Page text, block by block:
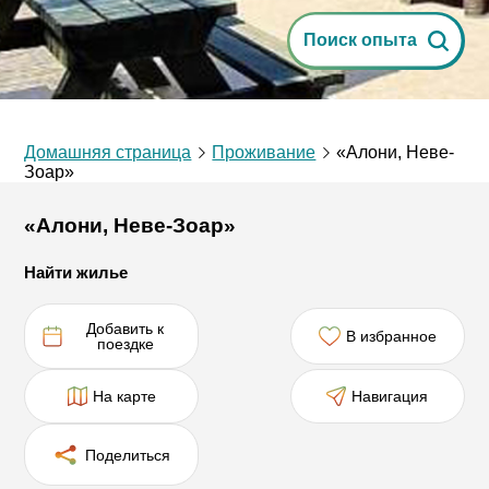
Поиск опыта
Домашняя страница Проживание
«Алони, Неве-
Зоар»
«Алони, Неве-Зоар»
Найти жилье
Добавить к
поездке
В избранное
На карте Навигация
Поделиться